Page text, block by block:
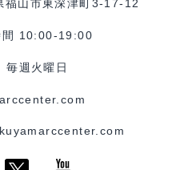
山市東深津町3-17-12
間 10:00-19:00
毎週火曜日